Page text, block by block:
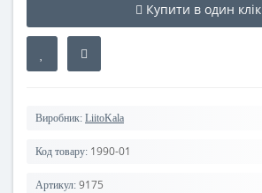
Купити в один клік
Виробник: LiitoKala
Код товару: 1990-01
Артикул: 9175